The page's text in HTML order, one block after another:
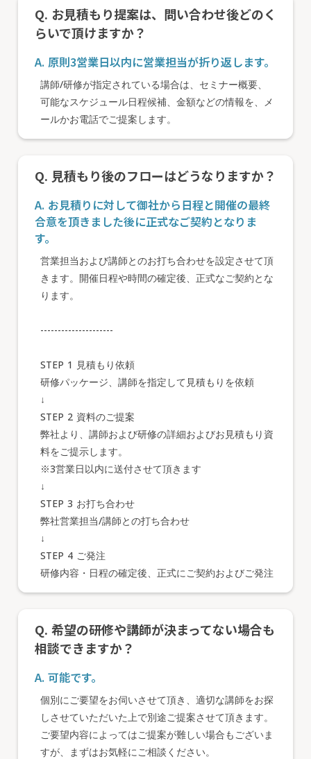
Q. お見積もり提案は、問い合わせ後どのく
らいで頂けますか？
A. 原則3営業日以内に営業担当が折り返します。
講師/研修が指定されている場合は、セミナー概要、
可能なスケジュール日程候補、金額などの情報を、メ
ールかお電話でご提案します。
Q. 見積もり後のフローはどうなりますか？
A. お見積りに対して御社から日程と開催の最終
合意を頂きました後に正式なご契約となりま
す。
営業担当および講師とのお打ち合わせを設定させて頂
きます。開催日程や時間の確定後、正式なご契約とな
ります。
---------------------
STEP 1 見積もり依頼
研修パッケージ、講師を指定して見積もりを依頼
↓
STEP 2 資料のご提案
弊社より、講師および研修の詳細およびお見積もり資
料をご提示します。
※3営業日以内に送付させて頂きます
↓
STEP 3 お打ち合わせ
弊社営業担当/講師との打ち合わせ
↓
STEP 4 ご発注
研修内容・日程の確定後、正式にご契約およびご発注
Q. 希望の研修や講師が決まってない場合も
相談できますか？
A. 可能です。
個別にご要望をお伺いさせて頂き、適切な講師をお探
しさせていただいた上で別途ご提案させて頂きます。
ご要望内容によってはご提案が難しい場合もございま
すが、まずはお気軽にご相談ください。